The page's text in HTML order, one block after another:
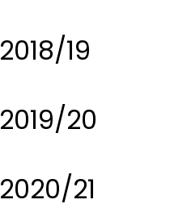
2018/19
2019/20
2020/21